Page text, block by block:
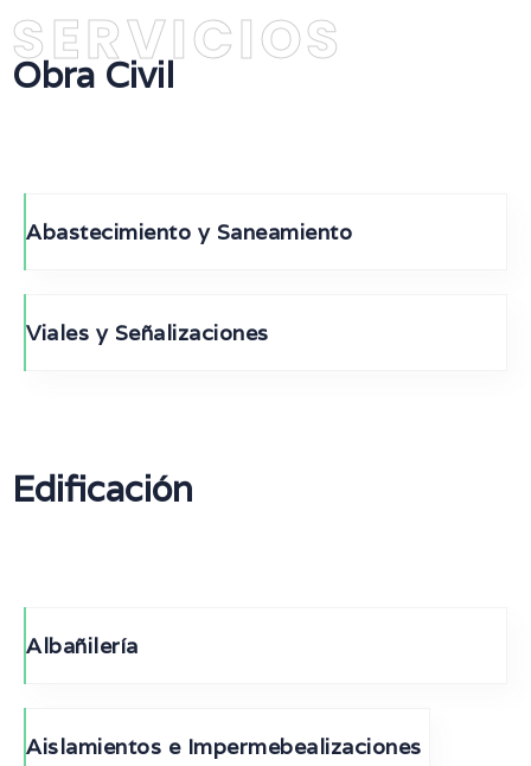
SERVICIOS
Obra Civil
Abastecimiento y Saneamiento
Viales y Señalizaciones
Edificación
Albañilería
Aislamientos e Impermebealizaciones